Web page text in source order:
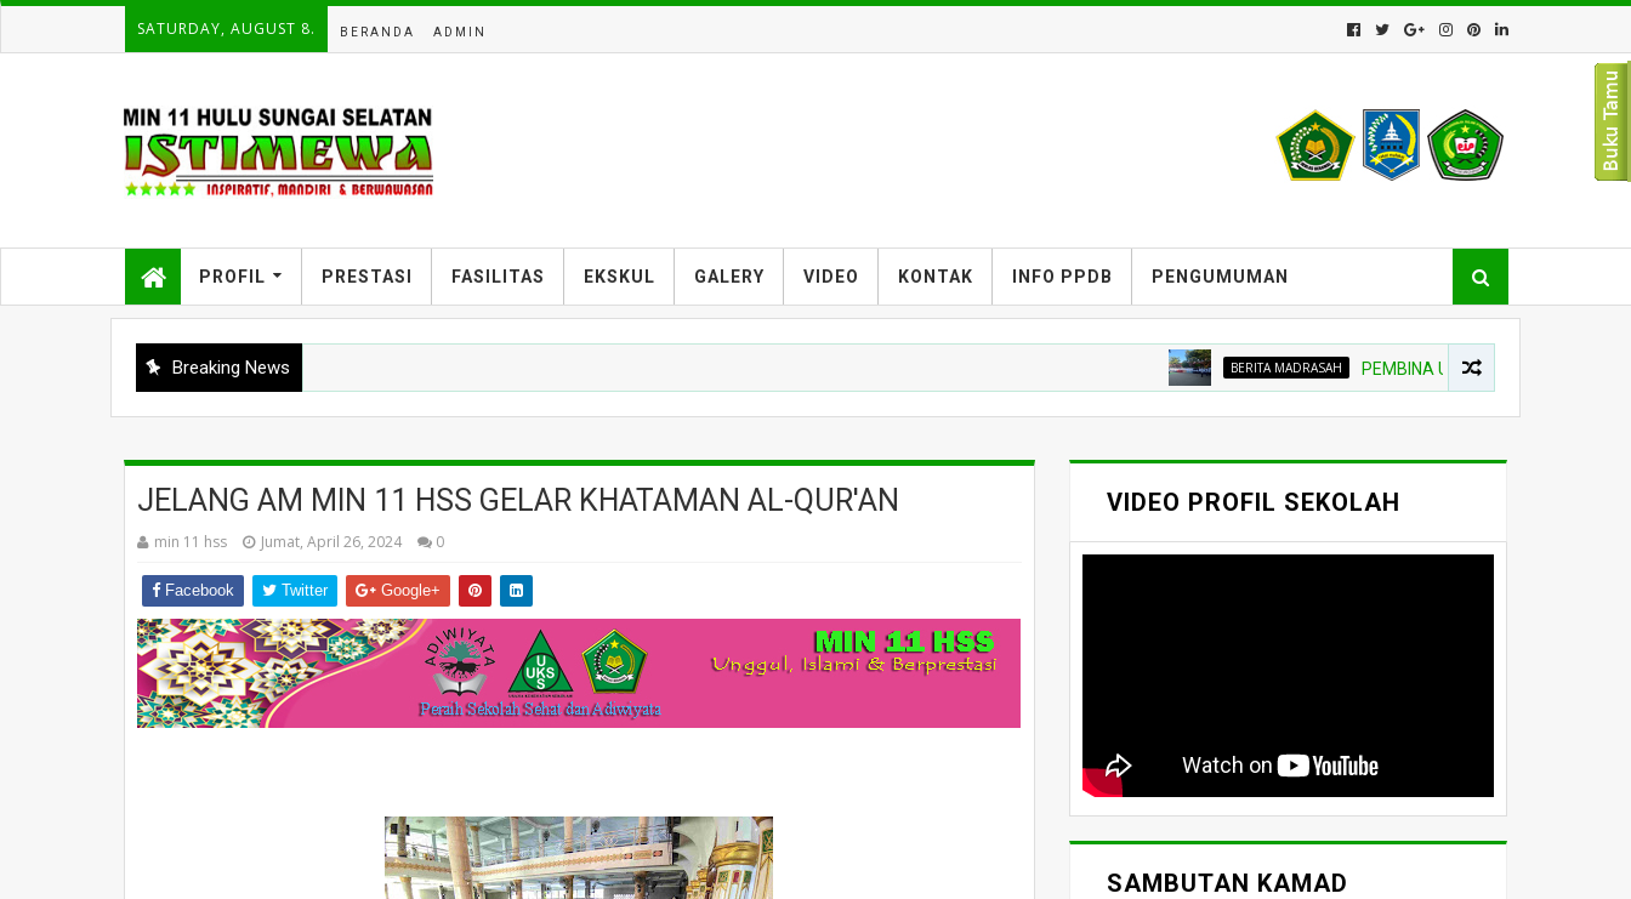
SATURDAY, AUGUST 8. BERANDA ADMIN
PROFIL PRESTASI FASILITAS EKSKUL GALERY VIDEO KONTAK INFO PPDB PENGUMUMAN
Breaking News BERITA MADRASAH PEMBINA UPACARA TEKANKAN NIAT
JELANG AM MIN 11 HSS GELAR KHATAMAN AL-QUR'AN
min 11 hss Jumat, April 26, 2024 0
Facebook Twitter Google+
VIDEO PROFIL SEKOLAH
SAMBUTAN KAMAD